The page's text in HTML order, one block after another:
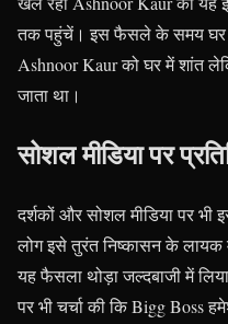
तक पहुंचें। इस फैसले के समय घर
Ashnoor Kaur को घर में शांत
जाता था।
सोशल मीडिया पर
दर्शकों और सोशल मीडिया पर
लोग इसे तुरंत निष्कासन के
यह फैसला थोड़ा जल्दबाजी में
पर भी चर्चा की कि Bigg Boss